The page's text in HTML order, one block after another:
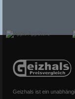
Geizhals ist ein